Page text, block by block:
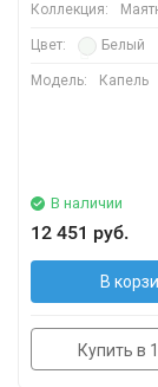
Коллекция:
Цвет: Белый
Модель: Капель
В наличии
12 451 руб.
В
Купить в